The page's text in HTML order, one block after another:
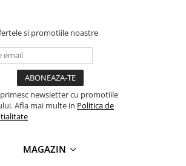
si promotiile noastre
newsletter cu promotiile
Afla mai multe in Politica de
MAGAZIN